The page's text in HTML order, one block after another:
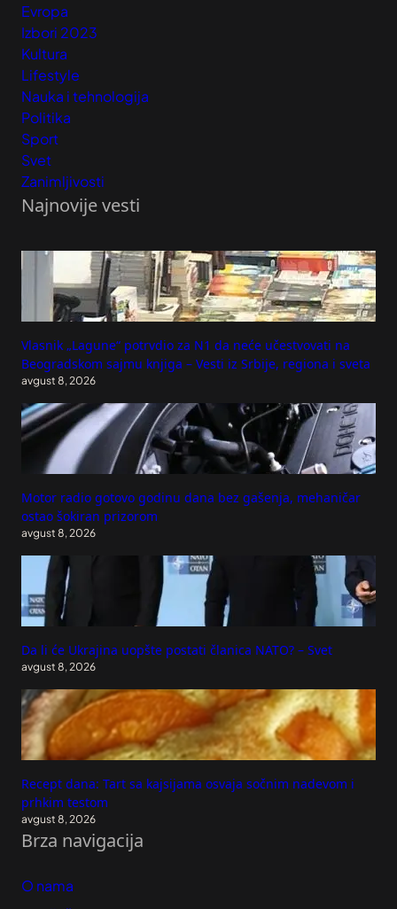
Evropa
Izbori 2023
Kultura
Lifestyle
Nauka i tehnologija
Politika
Sport
Svet
Zanimljivosti
Najnovije vesti
Vlasnik „Lagune“ potrvdio za N1 da neće učestvovati na
Beogradskom sajmu knjiga – Vesti iz Srbije, regiona i sveta
avgust 8, 2026
Motor radio gotovo godinu dana bez gašenja, mehaničar
ostao šokiran prizorom
avgust 8, 2026
Da li će Ukrajina uopšte postati članica NATO? – Svet
avgust 8, 2026
Recept dana: Tart sa kajsijama osvaja sočnim nadevom i
prhkim testom
avgust 8, 2026
Brza navigacija
O nama